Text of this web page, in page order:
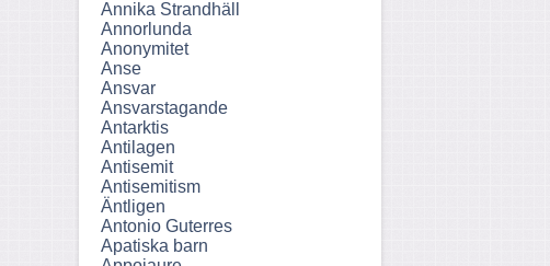
Annika Strandhäll
Annorlunda
Anonymitet
Anse
Ansvar
Ansvarstagande
Antarktis
Antilagen
Antisemit
Antisemitism
Äntligen
Antonio Guterres
Apatiska barn